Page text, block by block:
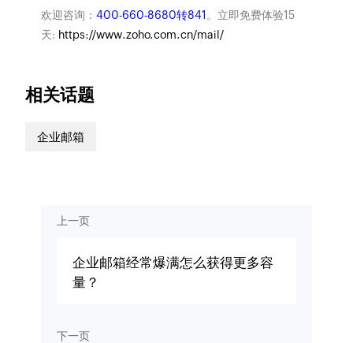
欢迎咨询： 400-660-8680转841 。立即免费体验15
天: https://www.zoho.com.cn/mail/
相关话题
企业邮箱
上一页
企业邮箱经常爆满怎么获得更多容
量？
下一页